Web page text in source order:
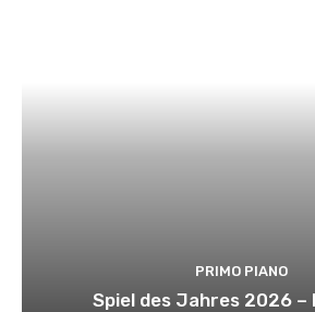
PRIMO PIANO
Spiel des Jahres 2026